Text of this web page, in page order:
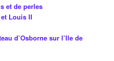
et de perles
Louis II
d’Osborne sur l’Ile de